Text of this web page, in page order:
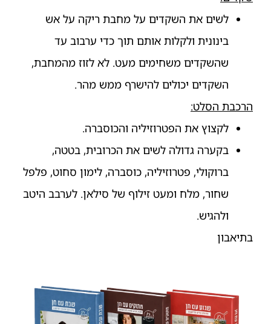
לשים את השקדים על מחבת ריקה על אש
בינונית ולקלות אותם תוך כדי ערבוב עד
שהשקדים משחימים מעט. לא לזוז מהמחבת,
השקדים יכולים להישרף ממש מהר.
הרכבת הסלט:
לקצוץ את הפטרוזיליה והכוסברה.
בקערה גדולה לשים את הכרובית, בטטה,
ברוקולי, פטרוזיליה, כוסברה, לימון סחוט, פלפל
שחור, מלח ומעט זילוף של סילאן. לערבב היטב
ולהגיש.
בתיאבון